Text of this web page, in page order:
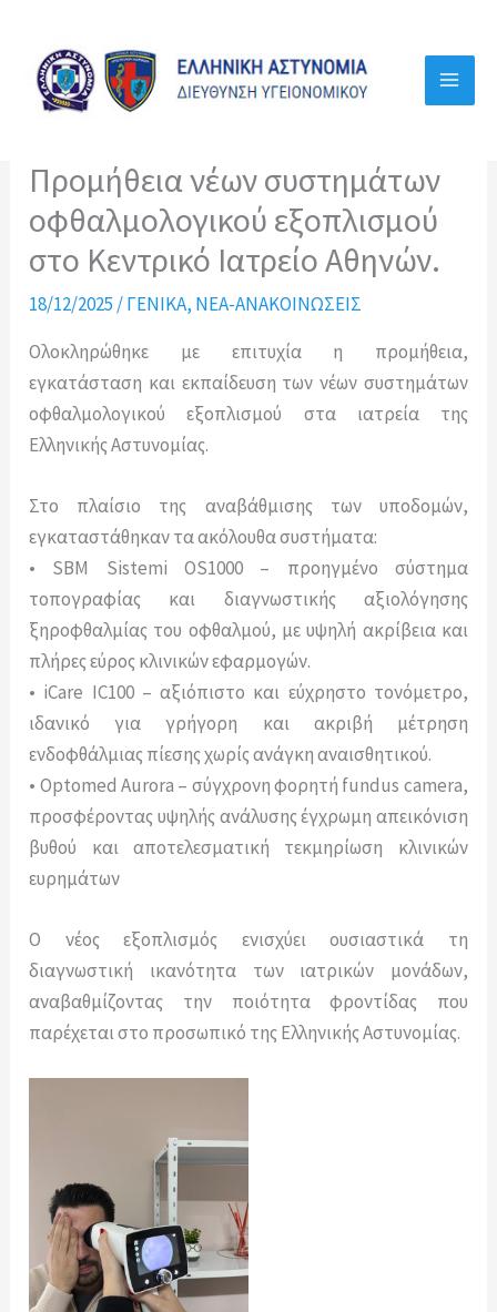
περιεχόμενο
Προμήθεια νέων συστημάτων
οφθαλμολογικού εξοπλισμού
στο Κεντρικό Ιατρείο Αθηνών.
18/12/2025 /ΓΕΝΙΚΑ, ΝΕΑ-ΑΝΑΚΟΙΝΩΣΕΙΣ
Ολοκληρώθηκε με επιτυχία η προμήθεια,
εγκατάσταση και εκπαίδευση των νέων συστημάτων
οφθαλμολογικού εξοπλισμού στα ιατρεία της
Ελληνικής Αστυνομίας.
Στο πλαίσιο της αναβάθμισης των υποδομών,
εγκαταστάθηκαν τα ακόλουθα συστήματα:
• SBM Sistemi OS1000 – προηγμένο σύστημα
τοπογραφίας και διαγνωστικής αξιολόγησης
ξηροφθαλμίας του οφθαλμού, με υψηλή ακρίβεια και
πλήρες εύρος κλινικών εφαρμογών.
• iCare IC100 – αξιόπιστο και εύχρηστο τονόμετρο,
ιδανικό για γρήγορη και ακριβή μέτρηση
ενδοφθάλμιας πίεσης χωρίς ανάγκη αναισθητικού.
• Optomed Aurora – σύγχρονη φορητή fundus camera,
προσφέροντας υψηλής ανάλυσης έγχρωμη απεικόνιση
βυθού και αποτελεσματική τεκμηρίωση κλινικών
ευρημάτων
Ο νέος εξοπλισμός ενισχύει ουσιαστικά τη
διαγνωστική ικανότητα των ιατρικών μονάδων,
αναβαθμίζοντας την ποιότητα φροντίδας που
παρέχεται στο προσωπικό της Ελληνικής Αστυνομίας.